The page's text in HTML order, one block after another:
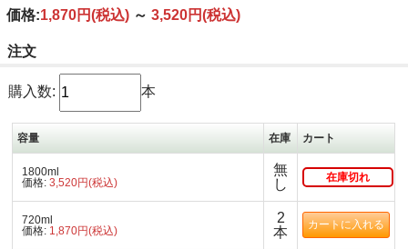
価格:1,870円(税込) ～ 3,520円(税込)
注文
購入数: 本
容量 在庫 カート
1800ml
価格:3,520円(税込)
無
し
在庫切れ
720ml
価格: 1,870円(税込)
2
本